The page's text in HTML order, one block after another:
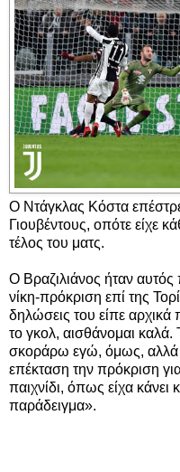
Ο Ντάγκλας Κόστα
Γιουβέντους, οπότε είχε
τέλος του ματς.
Ο Βραζιλιάνος ήταν αυτός
νίκη-πρόκριση επί της
δηλώσεις του είπε
το γκολ, αισθάνομαι καλά.
σκοράρω εγώ, όμως, αλλά
επέκταση την πρόκριση
παιχνίδι, όπως είχα κάνει
παράδειγμα».